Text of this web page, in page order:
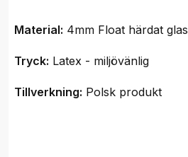
Material: 4mm Float härdat glas
Tryck: Latex - miljövänlig
Tillverkning: Polsk produkt